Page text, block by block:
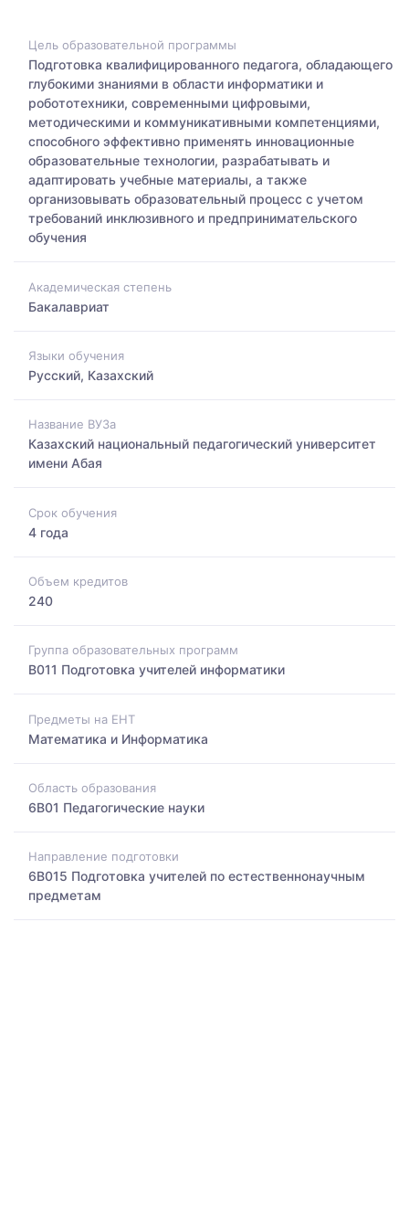
Цель образовательной программы
Подготовка квалифицированного педагога, обладающего
глубокими знаниями в области информатики и
робототехники, современными цифровыми,
методическими и коммуникативными компетенциями,
способного эффективно применять инновационные
образовательные технологии, разрабатывать и
адаптировать учебные материалы, а также
организовывать образовательный процесс с учетом
требований инклюзивного и предпринимательского
обучения
Академическая степень
Бакалавриат
Языки обучения
Русский, Казахский
Название ВУЗа
Казахский национальный педагогический университет
имени Абая
Срок обучения
4 года
Объем кредитов
240
Группа образовательных программ
B011 Подготовка учителей информатики
Предметы на ЕНТ
Математика и Информатика
Область образования
6B01 Педагогические науки
Направление подготовки
6B015 Подготовка учителей по естественнонаучным
предметам